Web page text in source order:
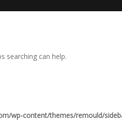
searching can help.
wp-content/themes/remould/